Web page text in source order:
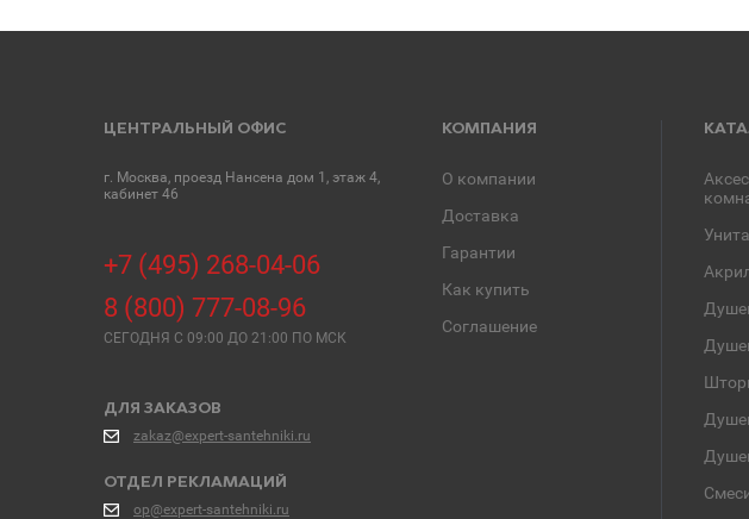
ЦЕНТРАЛЬНЫЙ ОФИС
г. Москва, проезд Нансена дом 1, этаж 4,
кабинет 46
+7 (495) 268-04-06
8 (800) 777-08-96
СЕГОДНЯ C 09:00 ДО 21:00 ПО МСК
ДЛЯ ЗАКАЗОВ
zakaz@expert-santehniki.ru
ОТДЕЛ РЕКЛАМАЦИЙ
op@expert-santehniki.ru
КОМПАНИЯ
О компании
Доставка
Гарантии
Как купить
Соглашение